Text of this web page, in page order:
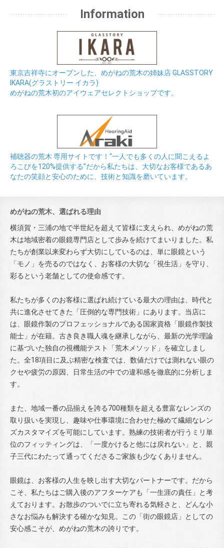
Information
東京吉祥寺にオープンした、めがねの荒木の姉妹店 GLASSTORY
IKARA(グラストリー イカラ)
めがねの荒木初のアイウェアセレクトショップです。
補聴器の荒木 専用サイトです！“一人でも多くの人に聞こえるよ
ろこびを120%提供する”だから私たちは、大切なお客様であるあ
なたの笑顔と安心のために、技術と知識を磨いています。
めがねの荒木、選ばれる理由
横須賀・三浦の地で半世紀を超えて皆様に支えられ、めがねの荒
木は地域密着の眼鏡専門店として歩みを続けてまいりました。私
たちが創業以来変わらず大切にしているのは、単に眼鏡という
「モノ」を売るのではなく、お客様の大切な「視生活」を守り、
彩るという老舗としての使命感です。
私たちが多くのお客様に選ばれ続けている最大の理由は、時代と
共に進化させてきた「圧倒的な専門技術」にあります。当店に
は、眼鏡作製のプロフェッショナルである国家資格「眼鏡作製技
能士」が在籍。古き良き職人魂を継承しながら、最新の光学理論
に基づいた独自の視機能テスト「荒木メソッド」を確立しまし
た。全18項目に及ぶ精密な検査では、数値だけでは測れない眼の
クセや疲労の原因、日常生活の中での違和感を徹底的に分析しま
す。
また、地域一番の品揃えを誇る700種類を超える豊富なレンズの
取り扱いを実現し、趣味や仕事環境に合わせた極めて繊細なレン
ズカスタマイズを可能にしています。熟練の技術者が行うミリ単
位のフィッティングは、「一度かけると他には戻れない」と、親
子三代にわたって通ってくださるご家族も少なくありません。
眼鏡は、お客様の人生を映し出す大切なパートナーです。だから
こそ、私たちはご購入後のアフターケアも「一生涯の責任」と考
えております。お散歩のついでに立ち寄れる気軽さと、どんな小
さなお悩みも解決する確かな知見。この「街の眼鏡店」としての
安心感こそが、めがねの荒木の誇りです。